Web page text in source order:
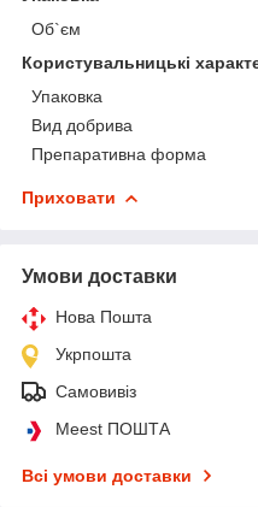
Об`єм
Користувальницькі
Упаковка
Вид добрива
Препаративна форма
Приховати
Умови доставки
Нова Пошта
Укрпошта
Самовивіз
Meest ПОШТА
Всі умови доставки